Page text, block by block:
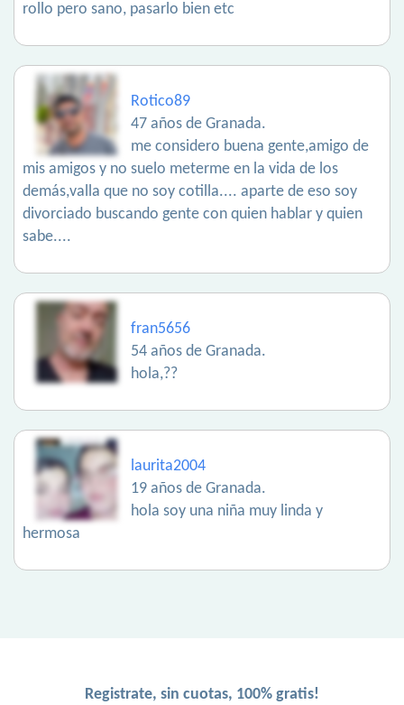
rollo pero sano, pasarlo bien etc
Rotico89
47 años de Granada.
me considero buena gente,amigo de
mis amigos y no suelo meterme en la vida de los
demás,valla que no soy cotilla.... aparte de eso soy
divorciado buscando gente con quien hablar y quien
sabe....
fran5656
54 años de Granada.
hola,??
laurita2004
19 años de Granada.
hola soy una niña muy linda y
hermosa
Registrate, sin cuotas, 100% gratis!